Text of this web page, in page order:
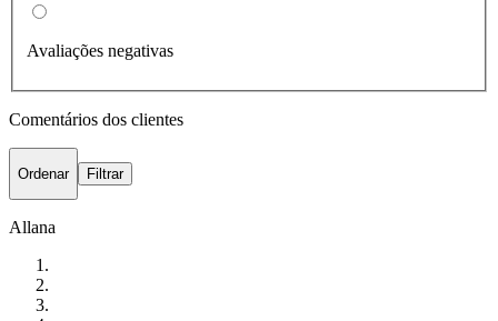
Avaliações negativas
Comentários dos clientes
Ordenar Filtrar
Allana